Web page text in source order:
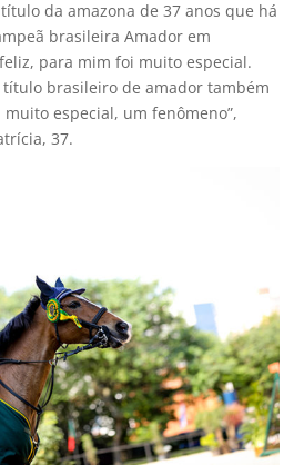
da amazona de 37 anos que há
brasileira Amador em
para mim foi muito especial.
título brasileiro de amador também
especial, um fenômeno”,
37.